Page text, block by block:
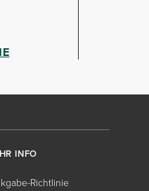
INFO
Richtlinie